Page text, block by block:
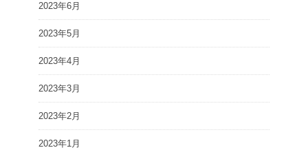
2023年6月
2023年5月
2023年4月
2023年3月
2023年2月
2023年1月